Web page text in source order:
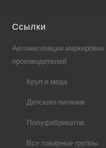
Ссылки
Автоматизация
производителей
Круп и меда
Детского питания
Полуфабрикатов
Все товарные группы